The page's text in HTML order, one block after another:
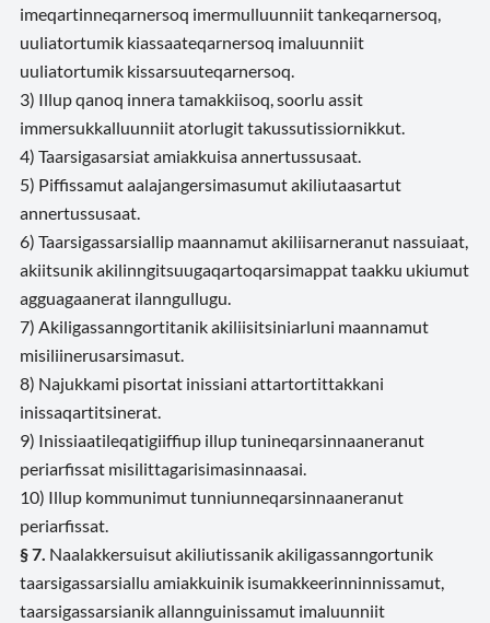
imeqartinneqarnersoq imermulluunniit tankeqarnersoq,
uuliatortumik kiassaateqarnersoq imaluunniit
uuliatortumik kissarsuuteqarnersoq.
3) Illup qanoq innera tamakkiisoq, soorlu assit
immersukkalluunniit atorlugit takussutissiornikkut.
4) Taarsigasarsiat amiakkuisa annertussusaat.
5) Piffissamut aalajangersimasumut akiliutaasartut
annertussusaat.
6) Taarsigassarsiallip maannamut akiliisarneranut nassuiaat,
akiitsunik akilinngitsuugaqartoqarsimappat taakku ukiumut
agguagaanerat ilanngullugu.
7) Akiligassanngortitanik akiliisitsiniarluni maannamut
misiliinerusarsimasut.
8) Najukkami pisortat inissiani attartortittakkani
inissaqartitsinerat.
9) Inissiaatileqatigiiffiup illup tunineqarsinnaaneranut
periarfissat misilittagarisimasinnaasai.
10) Illup kommunimut tunniunneqarsinnaaneranut
periarfissat.
§ 7. Naalakkersuisut akiliutissanik akiligassanngortunik
taarsigassarsiallu amiakkuinik isumakkeerinninnissamut,
taarsigassarsianik allannguinissamut imaluunniit